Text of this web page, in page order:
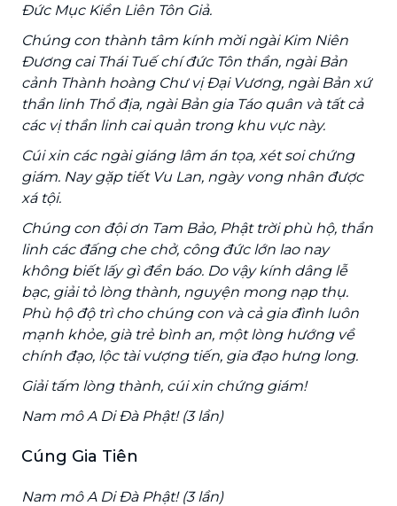
Đức Mục Kiền Liên Tôn Giả.
Chúng con thành tâm kính mời ngài Kim Niên
Đương cai Thái Tuế chí đức Tôn thần, ngài Bản
cảnh Thành hoàng Chư vị Đại Vương, ngài Bản xứ
thần linh Thổ địa, ngài Bản gia Táo quân và tất cả
các vị thần linh cai quản trong khu vực này.
Cúi xin các ngài giáng lâm án tọa, xét soi chứng
giám. Nay gặp tiết Vu Lan, ngày vong nhân được
xá tội.
Chúng con đội ơn Tam Bảo, Phật trời phù hộ, thần
linh các đấng che chở, công đức lớn lao nay
không biết lấy gì đền báo. Do vậy kính dâng lễ
bạc, giải tỏ lòng thành, nguyện mong nạp thụ.
Phù hộ độ trì cho chúng con và cả gia đình luôn
mạnh khỏe, già trẻ bình an, một lòng hướng về
chính đạo, lộc tài vượng tiến, gia đạo hưng long.
Giải tấm lòng thành, cúi xin chứng giám!
Nam mô A Di Đà Phật! (3 lần)
Cúng Gia Tiên
Nam mô A Di Đà Phật! (3 lần)